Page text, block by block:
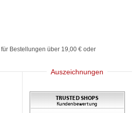
für Bestellungen über 19,00 € oder
Auszeichnungen